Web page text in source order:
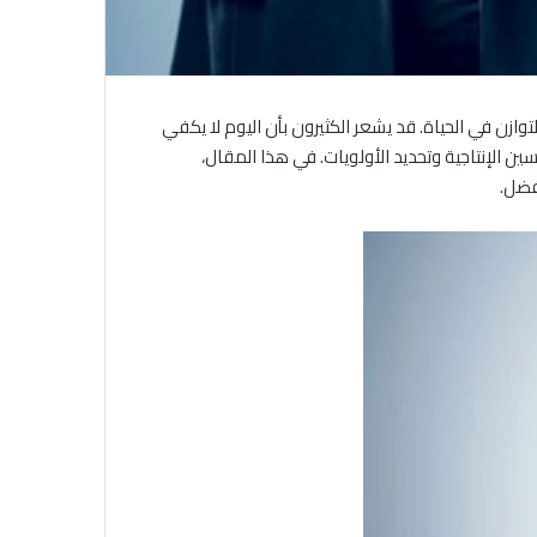
في الحياة. قد يشعر الكثيرون بأن اليوم لا يكفي
الإنتاجية وتحديد الأولويات. في هذا المقال،